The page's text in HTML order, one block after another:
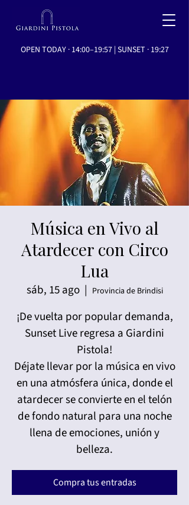
OPEN TODAY · 14:00–19:57 | SUNSET · 19:27
Música en Vivo al
Atardecer con Circo
Lua
sáb, 15 ago
  |
Provincia de Brindisi
¡De vuelta por popular demanda,
Sunset Live regresa a Giardini
Pistola!
Déjate llevar por la música en vivo
en una atmósfera única, donde el
atardecer se convierte en el telón
de fondo natural para una noche
llena de emociones, unión y
belleza.
Compra tus entradas